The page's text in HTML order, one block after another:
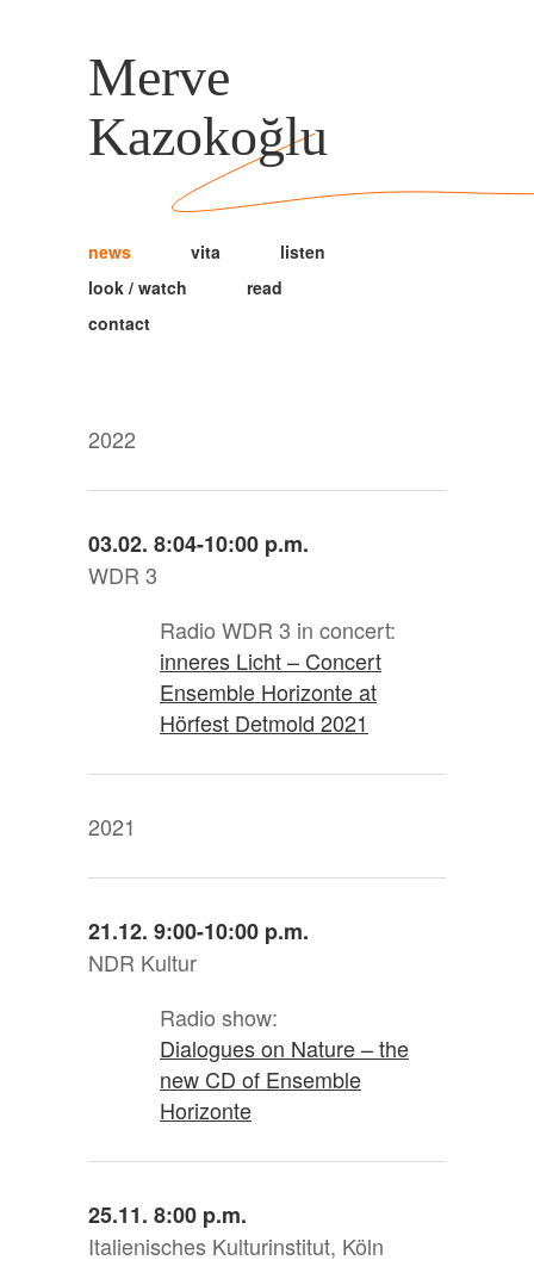
Merve
Kazokoğlu
news vita
listen
look / watch
read
contact
2022
03.02. 8:04-10:00 p.m.
WDR 3
Radio WDR 3 in concert:
inneres Licht – Concert
Ensemble Horizonte at
Hörfest Detmold 2021
2021
21.12. 9:00-10:00 p.m.
NDR Kultur
Radio show:
Dialogues on Nature – the
new CD of Ensemble
Horizonte
25.11. 8:00 p.m.
Italienisches Kulturinstitut, Köln